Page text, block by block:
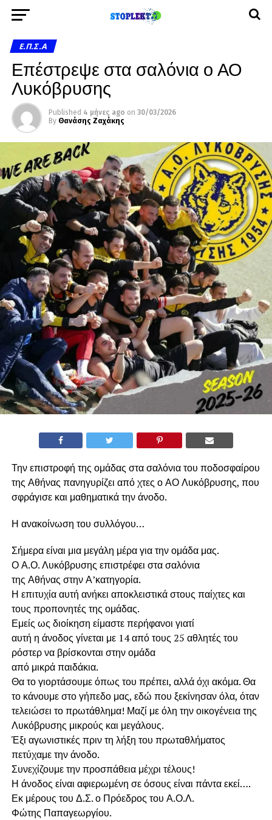
Ε.Π.Σ.Α
Επέστρεψε στα σαλόνια ο ΑΟ
Λυκόβρυσης
Published 4 μήνες ago on 30/03/2026
By Θανάσης Ζαχάκης
Την επιστροφή της ομάδας στα σαλόνια του ποδοσφαίρου
της Αθήνας πανηγυρίζει από χτες ο ΑΟ Λυκόβρυσης, που
σφράγισε και μαθηματικά την άνοδο.
Η ανακοίνωση του συλλόγου…
Σήμερα είναι μια μεγάλη μέρα για την ομάδα μας.
Ο Α.Ο. Λυκόβρυσης επιστρέφει στα σαλόνια
της Αθήνας στην Α’κατηγορία.
Η επιτυχία αυτή ανήκει αποκλειστικά στους παίχτες και
τους προπονητές της ομάδας.
Εμείς ως διοίκηση είμαστε περήφανοι γιατί
αυτή η άνοδος γίνεται με 14 από τους 25 αθλητές του
ρόστερ να βρίσκονται στην ομάδα
από μικρά παιδάκια.
Θα το γιορτάσουμε όπως του πρέπει, αλλά όχι ακόμα. Θα
το κάνουμε στο γήπεδο μας, εδώ που ξεκίνησαν όλα, όταν
τελειώσει το πρωτάθλημα! Μαζί με όλη την οικογένεια της
Λυκόβρυσης μικρούς και μεγάλους.
Έξι αγωνιστικές πριν τη λήξη του πρωταθλήματος
πετύχαμε την άνοδο.
Συνεχίζουμε την προσπάθεια μέχρι τέλους!
Η άνοδος είναι αφιερωμένη σε όσους είναι πάντα εκεί….
Εκ μέρους του Δ.Σ. ο Πρόεδρος του Α.Ο.Λ.
Φώτης Παπαγεωργίου.